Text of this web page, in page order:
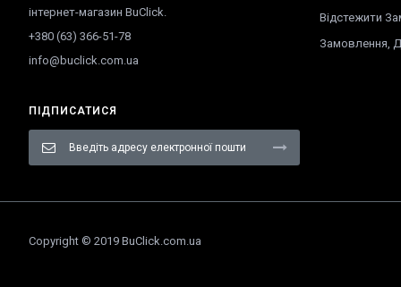
інтернет-магазин BuClick.
+380 (63) 366-51-78
info@buclick.com.ua
ПІДПИСАТИСЯ
нашу
Відстежити
Замовлення,
Copyright © 2019 BuClick.com.ua